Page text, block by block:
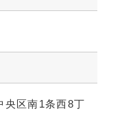
央区南1条西8丁